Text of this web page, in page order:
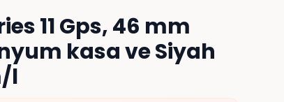
11 Gps, 46 mm
kasa ve Siyah
l